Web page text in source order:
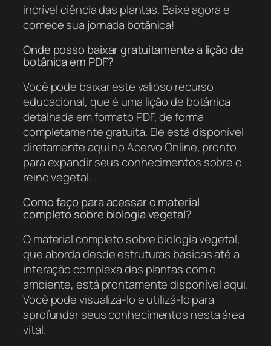
incrível ciência das plantas. Baixe agora e
comece sua jornada botânica!
Onde posso baixar gratuitamente a lição de
botânica em PDF?
Você pode baixar este valioso recurso
educacional, que é uma lição de botânica
detalhada em formato PDF, de forma
completamente gratuita. Ele está disponível
diretamente aqui no Acervo Online, pronto
para expandir seus conhecimentos sobre o
reino vegetal.
Como faço para acessar o material
completo sobre biologia vegetal?
O material completo sobre biologia vegetal,
que aborda desde estruturas básicas até a
interação complexa das plantas com o
ambiente, está prontamente disponível aqui.
Você pode visualizá-lo e utilizá-lo para
aprofundar seus conhecimentos nesta área
vital.